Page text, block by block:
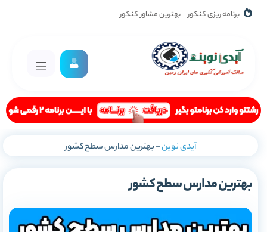
برنامه ریزی کنکور بهترین مشاور کنکور
آیدی نوین-بهترین مدارس سطح کشور
بهترین مدارس سطح کشور